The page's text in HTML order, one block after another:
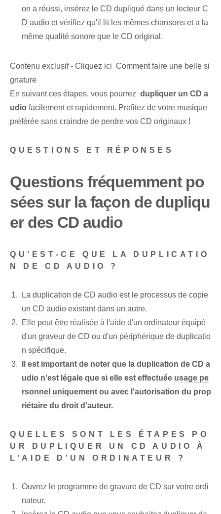
on a réussi, insérez le CD dupliqué dans un lecteur C
D audio et vérifiez qu'il lit les mêmes chansons et a la
même qualité sonore que le CD original.
Contenu exclusif - Cliquez ici Comment faire une belle si
gnature
En suivant ces étapes, vous pourrez ⁢ dupliquer un CD a
udio facilement et rapidement. Profitez de votre musique
préférée sans craindre de perdre vos CD originaux !
QUESTIONS ET RÉPONSES
Questions fréquemment po
sées sur la façon de dupliqu
er des CD audio
QU’EST-CE QUE LA DUPLICATIO
N DE CD AUDIO ?
La duplication de CD audio est le processus de copie
un CD audio existant dans un autre.
Elle peut être réalisée à l'aide d'un ordinateur équipé
d'un graveur de CD ou d'un périphérique de duplicatio
n spécifique.
Il est important de noter que la duplication de CD a
udio n'est légale que si elle est effectuée usage pe
rsonnel uniquement ou avec l'autorisation du prop
riétaire du droit d'auteur.
QUELLES SONT LES ÉTAPES PO
UR DUPLIQUER UN CD AUDIO À
L’AIDE D’UN ORDINATEUR ?
Ouvrez le programme de gravure de CD sur votre ordi
nateur.